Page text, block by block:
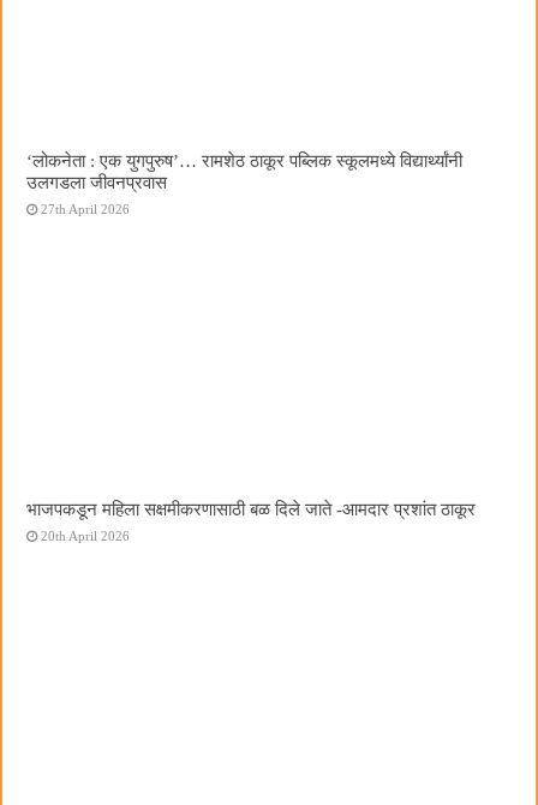
‌‘लोकनेता : एक युगपुरुष‌’… रामशेठ ठाकूर पब्लिक स्कूलमध्ये विद्यार्थ्यांनी
उलगडला जीवनप्रवास
27th April 2026
भाजपकडून महिला सक्षमीकरणासाठी बळ दिले जाते -आमदार प्रशांत ठाकूर
20th April 2026